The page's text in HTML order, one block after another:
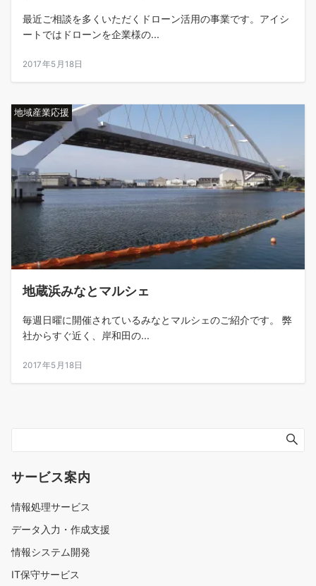
最近ご相談を多くいただくドローン活用の事業です。アイシ
ートではドローンを企業様の...
2017年5月18日
地域産業応援
地蔵浜みなとマルシェ
毎週日曜に開催されているみなとマルシェのご紹介です。 弊
社からすぐ近く、岸和田の...
2017年5月18日
サービス案内
情報処理サービス
データ入力・作成支援
情報システム開発
IT保守サービス